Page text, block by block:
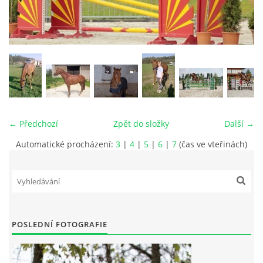
VIDEA
ODKAZY
NOVÝ PŘEKÁŽKOVÝ MATERIÁL
CENÍK SLUŽEB
MORAVSKOSLEZSKÉM KRAJI
NEDOSTAVILI NA PODZIMNÍ BRIGÁDU
← Předchozí Další →
Zpět do složky
Automatické procházení: 3 | 4 | 5 | 6 | 7 (čas ve vteřinách)
POSLEDNÍ FOTOGRAFIE